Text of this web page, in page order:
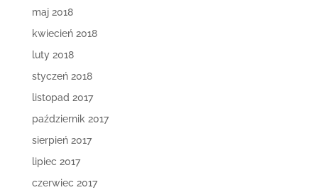
maj 2018
kwiecień 2018
luty 2018
styczeń 2018
listopad 2017
październik 2017
sierpień 2017
lipiec 2017
czerwiec 2017